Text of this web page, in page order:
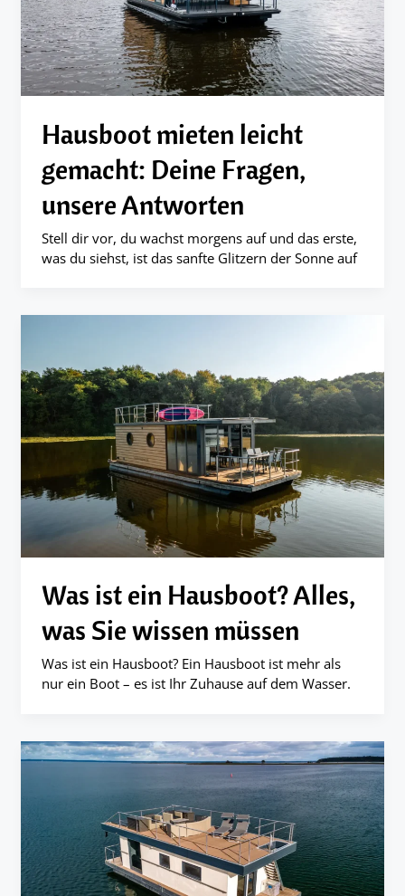
Hausboot mieten leicht
gemacht: Deine Fragen,
unsere Antworten
Stell dir vor, du wachst morgens auf und das erste,
was du siehst, ist das sanfte Glitzern der Sonne auf
Was ist ein Hausboot? Alles,
was Sie wissen müssen
Was ist ein Hausboot? Ein Hausboot ist mehr als
nur ein Boot – es ist Ihr Zuhause auf dem Wasser.